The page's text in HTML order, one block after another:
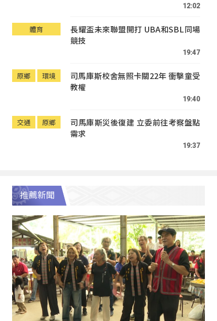
12:02
體育
長耀盃未來聯盟開打 UBA和SBL同場
競技
19:47
原鄉 環境
司馬庫斯校舍無照卡關22年 衝擊童受
教權
19:40
交通 原鄉
司馬庫斯災後復建 立委前往考察盤點
需求
19:37
推薦新聞